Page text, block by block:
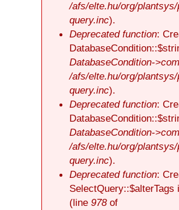
/afs/elte.hu/org/
query.inc).
Deprecated function:
DatabaseCondition-
/afs/elte.hu/org/
query.inc).
Deprecated function:
DatabaseCondition-
/afs/elte.hu/org/
query.inc).
Deprecated function:
(line 978of